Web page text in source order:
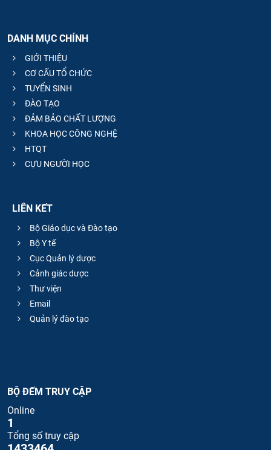
DANH MỤC CHÍNH
GIỚI THIỆU
CƠ CẤU TỔ CHỨC
TUYỂN SINH
ĐÀO TẠO
ĐẢM BẢO CHẤT LƯỢNG
KHOA HỌC CÔNG NGHỆ
HTQT
CỰU NGƯỜI HỌC
LIÊN KẾT
Bộ Giáo dục và Đào tạo
Bộ Y tế
Cục Quản lý dược
Cảnh giác dược
Thư viện
Email
Quản lý đào tạo
BỘ ĐẾM TRUY CẬP
Online
1
Tổng số truy cập